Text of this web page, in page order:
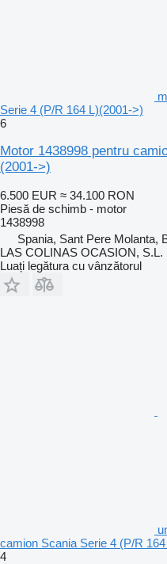
Serie 4 (P/R 164 L)(2001->)
6
Motor 1438998 pentru
(2001->)
6.500 EUR ≈ 34.100 RON
Piesă de schimb - motor
1438998
Spania, Sant Pere Molanta,
LAS COLINAS OCASION, S.L.
Luați legătura cu vânzătorul
camion Scania Serie 4 (P/R
4